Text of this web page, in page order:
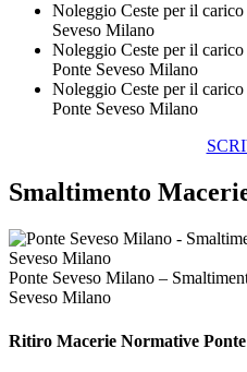
Noleggio Ceste per il
Seveso Milano
Noleggio Ceste per il
Ponte Seveso Milano
Noleggio Ceste per il
Ponte Seveso Milano
Smaltimento
Ponte Seveso Milano –
Seveso Milano
Ritiro Macerie Normative